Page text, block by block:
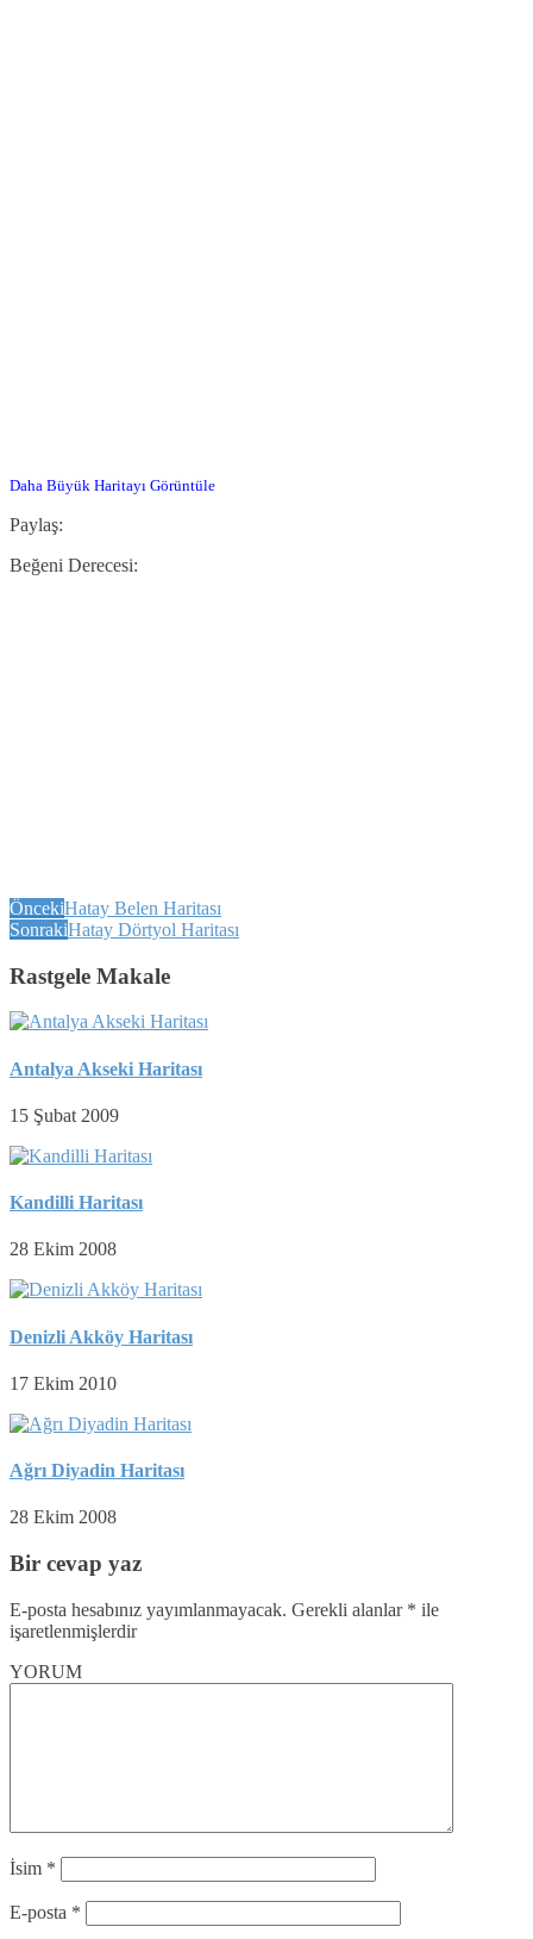
Daha Büyük Haritayı Görüntüle
Paylaş:
Beğeni Derecesi:
ÖncekiHatay Belen Haritası
SonrakiHatay Dörtyol Haritası
Rastgele Makale
Antalya Akseki Haritası
15 Şubat 2009
Kandilli Haritası
28 Ekim 2008
Denizli Akköy Haritası
17 Ekim 2010
Ağrı Diyadin Haritası
28 Ekim 2008
Bir cevap yaz
E-posta hesabınız yayımlanmayacak. Gerekli alanlar * ile
işaretlenmişlerdir
YORUM
İsim *
E-posta *